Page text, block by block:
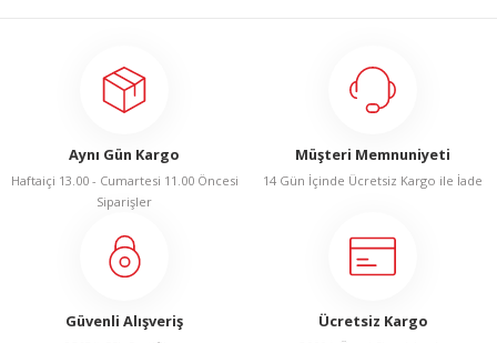
Görüş ve önerileriniz için teşekkür ederiz.
Ürün açıklamasında eksik bilgiler bulunuyor.
Ürün bilgilerinde hatalar bulunuyor.
Ürün fiyatı diğer sitelerden daha pahalı.
Bu ürüne benzer farklı alternatifler olmalı.
Aynı Gün Kargo
Haftaiçi 13.00 - Cumartesi 11.00 Öncesi
Siparişler
Müşteri Memnuniyeti
14 Gün İçinde Ücretsiz Kargo ile İade
Güvenli Alışveriş Ücretsiz Kargo